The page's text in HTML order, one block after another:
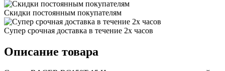
Скидки постоянным покупателям
Супер срочная доставка в течение 2х часов
Описание товара